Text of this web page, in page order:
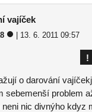
vajíček
| 13. 6. 2011 09:57
!
o darování
sebemenší problem
nic divnýho kdyz